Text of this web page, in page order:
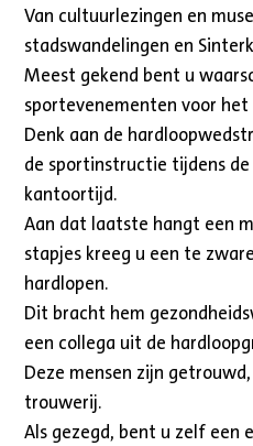
Van cultuurlezingen en
stadswandelingen en
Meest gekend bent u
sportevenementen voor het
Denk aan de
de sportinstructie tijdens de
kantoortijd.
Aan dat laatste hangt een
stapjes kreeg u een te
hardlopen.
Dit bracht hem
een collega uit de
Deze mensen zijn
trouwerij.
Als gezegd, bent u zelf een